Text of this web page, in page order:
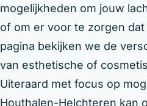
mogelijkheden om jouw
of om er voor te zorgen
pagina bekijken we de
van esthetische of
Uiteraard met focus op
Houthalen-Helchteren kan